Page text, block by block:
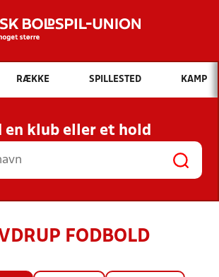
Hvad vil du søge efter?
INDHOLD OG NYHEDER
RESULTATER, KLUBBER OG
HOLD
RÆKKE SPILLESTED KAMP
en klub eller et hold
FODBOLD